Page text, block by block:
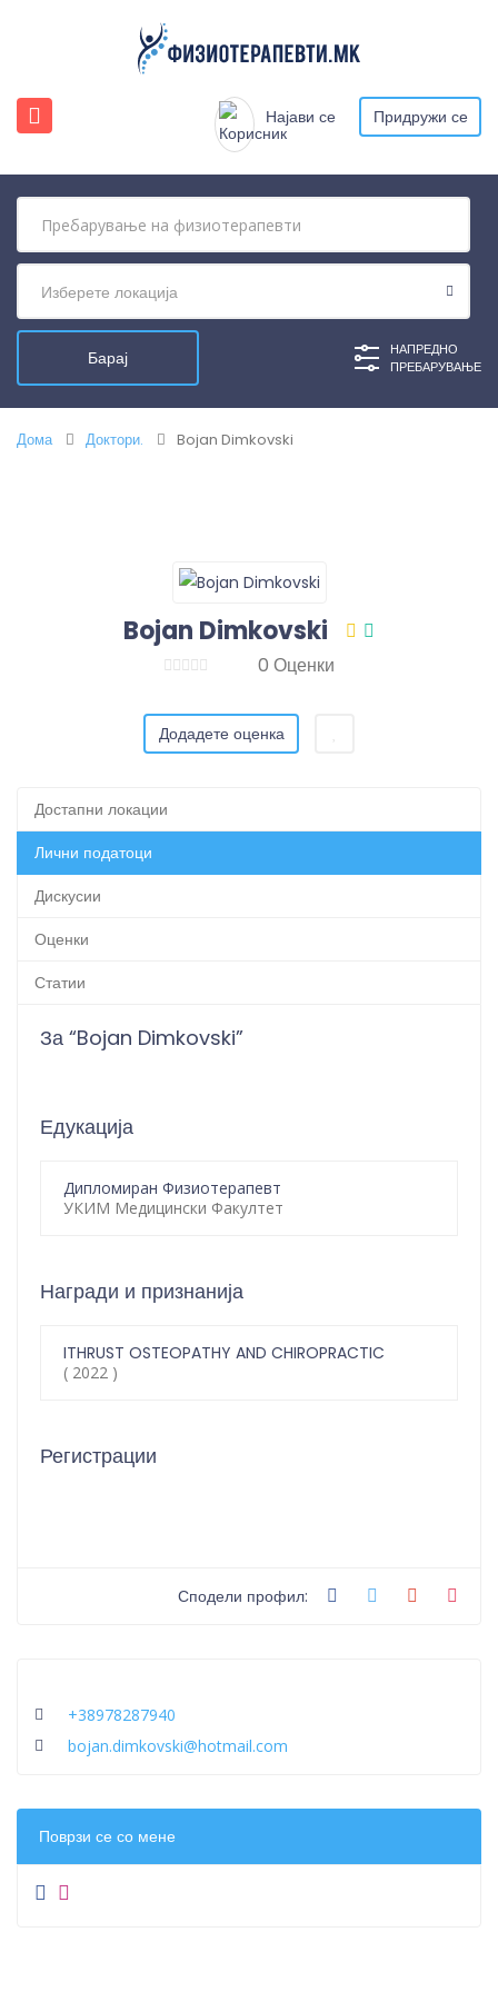
Најави се Придружи се
Изберете локација
НАПРЕДНО
ПРЕБАРУВАЊЕ
Дома Доктори. Bojan Dimkovski
Bojan Dimkovski
0 Оценки
Додадете оценка
Достапни локации
Лични податоци
Дискусии
Оценки
Статии
За “Bojan Dimkovski”
Едукација
Дипломиран Физиотерапевт
УКИМ Медицински Факултет
Награди и признанија
ITHRUST OSTEOPATHY AND CHIROPRACTIC
( 2022 )
Регистрации
Сподели профил:
+38978287940
bojan.dimkovski@hotmail.com
Поврзи се со мене